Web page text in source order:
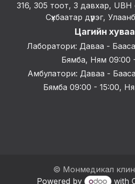
316, 305 тоот, 3 давхар,
Сүхбаатар дүүрэг,
Цагийн
Лаборатори: Даваа -
Бямба, Ням 09:00
Амбулатори: Даваа -
Бямба 09:00 - 15:00,
© Монмедикал
Powered by
with